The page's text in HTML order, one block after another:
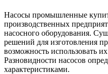
Насосы промышленные
производственных
насосного оборудования.
решений для изготовления
возможность использовать
Разновидности насосов
характеристиками.